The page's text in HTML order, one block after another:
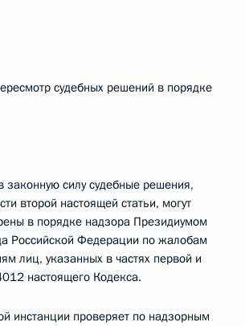
судебных решений в порядке
законную силу судебные решения,
второй настоящей статьи, могут
в порядке надзора Президиумом
Российской Федерации по жалобам
лиц, указанных в частях первой и
настоящего Кодекса.
инстанции проверяет по надзорным